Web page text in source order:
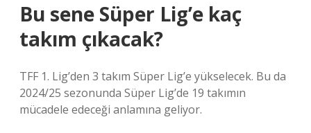
Bu sene Süper Lig’e kaç
takım çıkacak?
TFF 1. Lig’den 3 takım Süper Lig’e yükselecek. Bu da
2024/25 sezonunda Süper Lig’de 19 takımın
mücadele edeceği anlamına geliyor.